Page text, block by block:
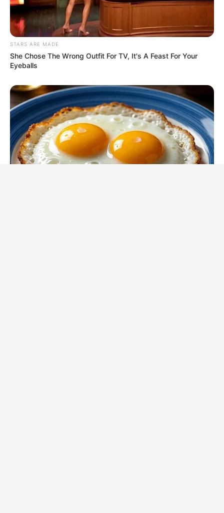
STARS ARE MADE
She Chose The Wrong Outfit For TV, It's A Feast For Your
Eyeballs